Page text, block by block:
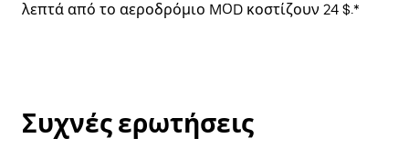
λεπτά από το αεροδρόμιο MOD κοστίζουν 24 $.*
Συχνές ερωτήσεις